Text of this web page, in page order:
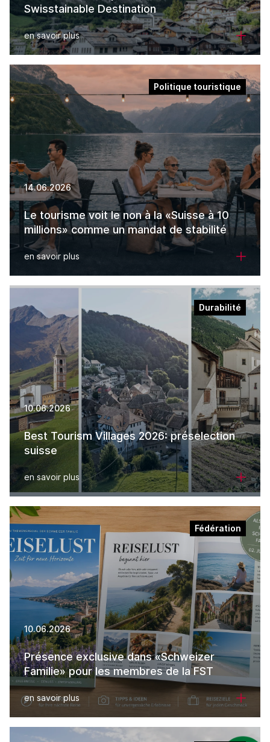
Swisstainable Destination
en savoir plus
Politique touristique
14.06.2026
Le tourisme voit le non à la «Suisse à 10
millions» comme un mandat de stabilité
en savoir plus
Durabilité
10.06.2026
Best Tourism Villages 2026: préselection
suisse
en savoir plus
Fédération
10.06.2026
Présence exclusive dans «Schweizer
Familie» pour les membres de la FST
en savoir plus